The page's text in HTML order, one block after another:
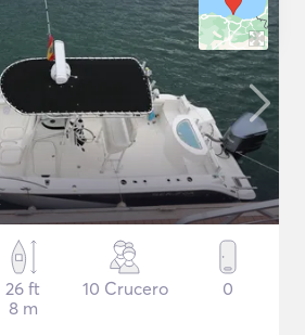
26 ft
8 m
10 Crucero 0